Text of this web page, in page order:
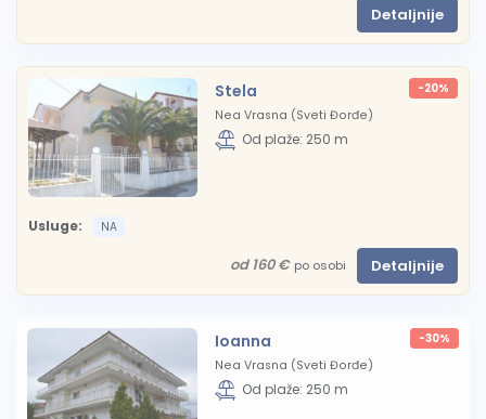
Detaljnije
Stela -20%
Nea Vrasna (Sveti Đorđe)
Od plaže: 250 m
Usluge: NA
od 160 € po osobi Detaljnije
Ioanna -30%
Nea Vrasna (Sveti Đorđe)
Od plaže: 250 m